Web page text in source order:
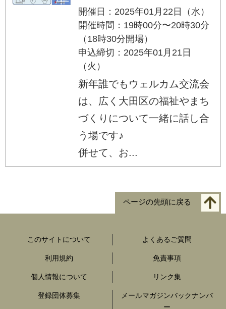
開催日：2025年01月22日（水）
開催時間：19時00分〜20時30分
（18時30分開場）
申込締切：2025年01月21日
（火）
新年誰でもウェルカム交流会
は、広く大田区の福祉やまち
づくりについて一緒に話し合
う場です♪
併せて、お...
ページの先頭に戻る
このサイトについて よくあるご質問
利用規約 免責事項
個人情報について リンク集
登録団体募集
メールマガジンバックナンバ
ー